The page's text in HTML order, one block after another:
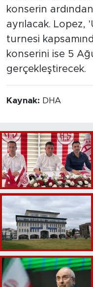
konserin
ayrılacak. Lopez,
turnesi
konserini ise 5
gerçekleştirecek.
Kaynak: DHA